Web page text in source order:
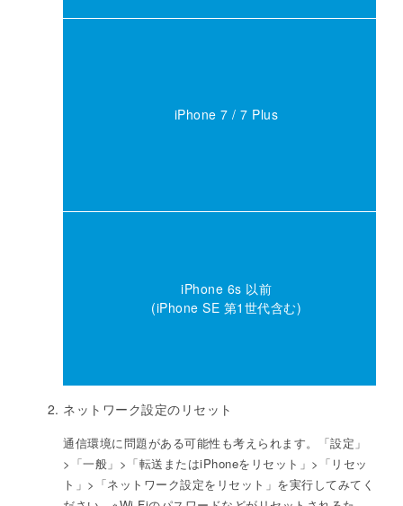
iPhone 7 / 7 Plus
iPhone 6s 以前
(iPhone SE 第1世代含む)
ネットワーク設定のリセット
通信環境に問題がある可能性も考えられます。「設定」
>「一般」>「転送またはiPhoneをリセット」>「リセッ
ト」>「ネットワーク設定をリセット」を実行してみてく